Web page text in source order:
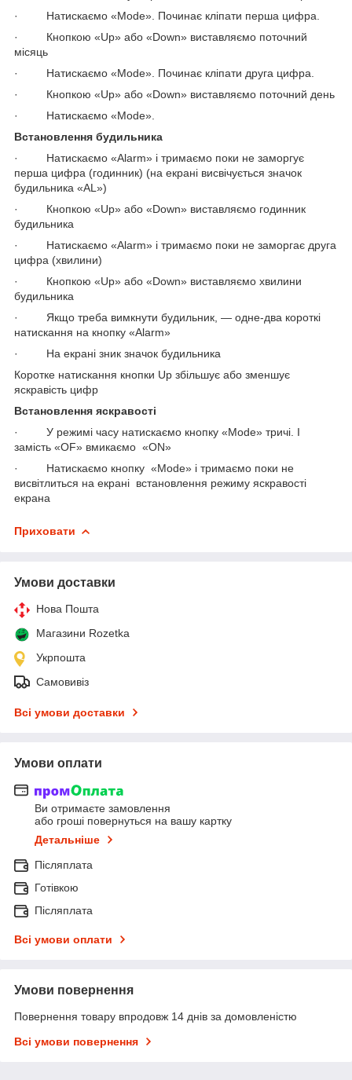
· Натискаємо «Mode». Починає кліпати перша цифра.
· Кнопкою «Up» або «Down» виставляємо поточний
місяць
· Натискаємо «Mode». Починає кліпати друга цифра.
· Кнопкою «Up» або «Down» виставляємо поточний день
· Натискаємо «Mode».
Встановлення будильника
· Натискаємо «Alarm» і тримаємо поки не заморгує
перша цифра (годинник) (на екрані висвічується значок
будильника «AL»)
· Кнопкою «Up» або «Down» виставляємо годинник
будильника
· Натискаємо «Alarm» і тримаємо поки не заморгає друга
цифра (хвилини)
· Кнопкою «Up» або «Down» виставляємо хвилини
будильника
· Якщо треба вимкнути будильник, — одне-два короткі
натискання на кнопку «Alarm»
· На екрані зник значок будильника
Коротке натискання кнопки Up збільшує або зменшує
яскравість цифр
Встановлення яскравості
· У режимі часу натискаємо кнопку «Mode» тричі. І
замість «OF» вмикаємо «ON»
· Натискаємо кнопку «Mode» і тримаємо поки не
висвітлиться на екрані встановлення режиму яскравості
екрана
Приховати
Умови доставки
Нова Пошта
Магазини Rozetka
Укрпошта
Самовивіз
Всі умови доставки
Умови оплати
Ви отримаєте замовлення
або гроші повернуться на вашу картку
Детальніше
Післяплата
Готівкою
Післяплата
Всі умови оплати
Умови повернення
Повернення товару впродовж 14 днів за домовленістю
Всі умови повернення